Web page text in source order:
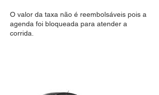
O valor da taxa não é reembolsáveis pois a
agenda foi bloqueada para atender a
corrida.